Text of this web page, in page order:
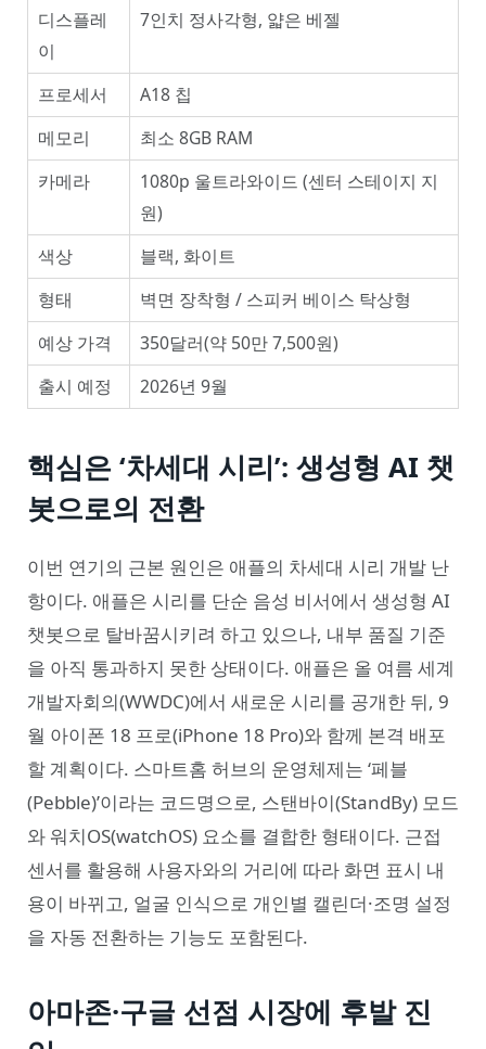
디스플레
이
7인치 정사각형, 얇은 베젤
프로세서
A18 칩
메모리
최소 8GB RAM
카메라
1080p 울트라와이드 (센터 스테이지 지
원)
색상
블랙, 화이트
형태
벽면 장착형 / 스피커 베이스 탁상형
예상 가격
350달러(약 50만 7,500원)
출시 예정
2026년 9월
핵심은 ‘차세대 시리’: 생성형 AI 챗
봇으로의 전환
이번 연기의 근본 원인은 애플의 차세대 시리 개발 난
항이다. 애플은 시리를 단순 음성 비서에서 생성형 AI
챗봇으로 탈바꿈시키려 하고 있으나, 내부 품질 기준
을 아직 통과하지 못한 상태이다. 애플은 올 여름 세계
개발자회의(WWDC)에서 새로운 시리를 공개한 뒤, 9
월 아이폰 18 프로(iPhone 18 Pro)와 함께 본격 배포
할 계획이다. 스마트홈 허브의 운영체제는 ‘페블
(Pebble)’이라는 코드명으로, 스탠바이(StandBy) 모드
와 워치OS(watchOS) 요소를 결합한 형태이다. 근접
센서를 활용해 사용자와의 거리에 따라 화면 표시 내
용이 바뀌고, 얼굴 인식으로 개인별 캘린더·조명 설정
을 자동 전환하는 기능도 포함된다.
아마존·구글 선점 시장에 후발 진